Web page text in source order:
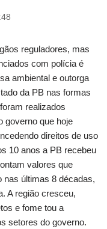
reguladores, mas
com polícia é
ambiental e outorga
da PB nas formas
realizados
governo que hoje
direitos de uso
10 anos a PB recebeu
valores que
nas últimas 8 décadas,
A região cresceu,
e fome tou a
setores do governo.